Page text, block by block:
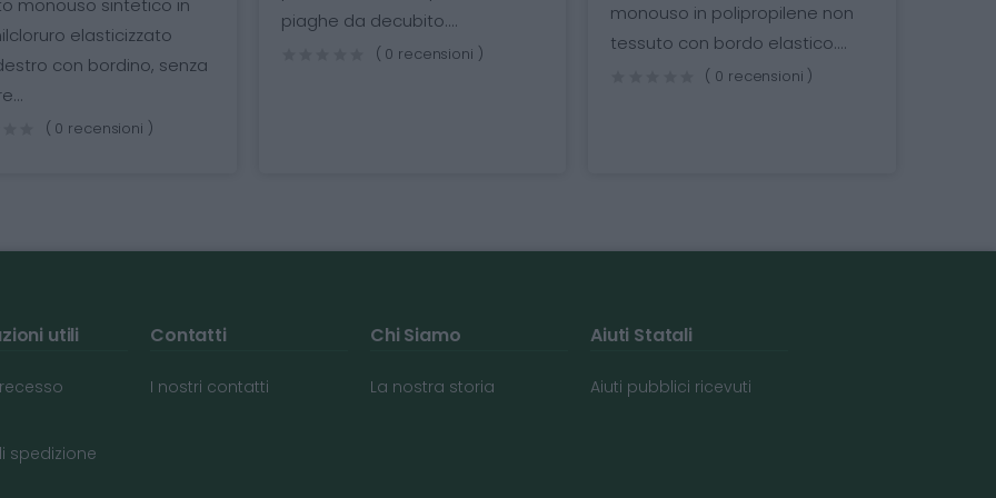
in
senza
piaghe da decubito....
monouso in polipropilene non
tessuto con bordo elastico....
Prevenzione e cura
da decubito in
rischio. Corredato di
utili
spedizione
Contatti
I nostri contatti
Chi Siamo
La nostra storia
Aiuti Statali
Aiuti pubblici ricevuti